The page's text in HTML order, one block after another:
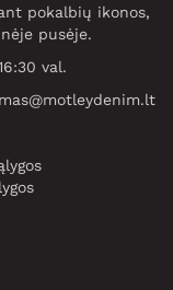
pokalbių ikonos,
pusėje.
val.